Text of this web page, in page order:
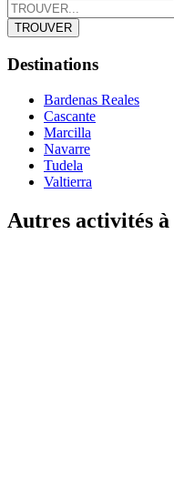
TROUVER
Destinations
Bardenas Reales
Cascante
Marcilla
Navarre
Tudela
Valtierra
Autres activités à